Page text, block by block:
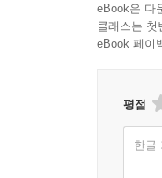
eBook은 다
클래스는 첫
eBook 페이
평점
한글